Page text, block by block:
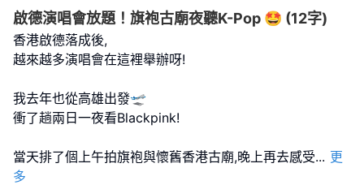
啟德演唱會放題！旗袍古廟夜聽K-Pop 🤩 (12字)
香港啟德落成後,
越來越多演唱會在這裡舉辦呀!
我去年也從高雄出發🛫
衝了趟兩日一夜看Blackpink!
當天排了個上午拍旗袍與懷舊香港古廟,晚上再去感受... 更
多